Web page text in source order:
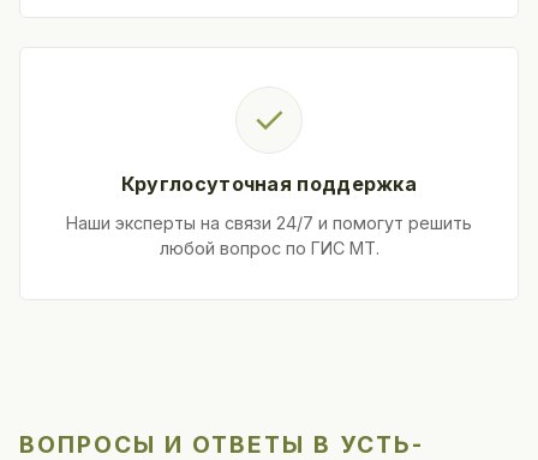
✓
Круглосуточная поддержка
Наши эксперты на связи 24/7 и помогут решить
любой вопрос по ГИС МТ.
ВОПРОСЫ И ОТВЕТЫ В УСТЬ-